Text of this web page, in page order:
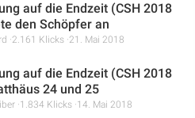
auf die Endzeit (CSH 2018
den Schöpfer an
2.161 Klicks 21. Mai 2018
auf die Endzeit (CSH 2018
24 und 25
1.834 Klicks 14. Mai 2018